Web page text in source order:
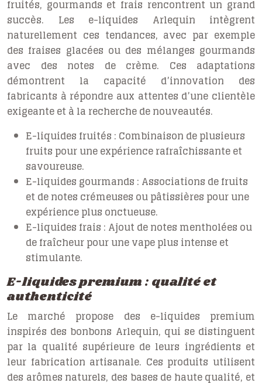
fruités, gourmands et frais rencontrent un grand
succès. Les e-liquides Arlequin intègrent
naturellement ces tendances, avec par exemple
des fraises glacées ou des mélanges gourmands
avec des notes de crème. Ces adaptations
démontrent la capacité d’innovation des
fabricants à répondre aux attentes d’une clientèle
exigeante et à la recherche de nouveautés.
E-liquides fruités : Combinaison de plusieurs
fruits pour une expérience rafraîchissante et
savoureuse.
E-liquides gourmands : Associations de fruits
et de notes crémeuses ou pâtissières pour une
expérience plus onctueuse.
E-liquides frais : Ajout de notes mentholées ou
de fraîcheur pour une vape plus intense et
stimulante.
E-liquides premium : qualité et
authenticité
Le marché propose des e-liquides premium
inspirés des bonbons Arlequin, qui se distinguent
par la qualité supérieure de leurs ingrédients et
leur fabrication artisanale. Ces produits utilisent
des arômes naturels, des bases de haute qualité, et